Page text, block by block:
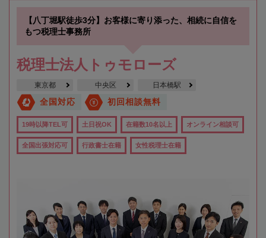
【八丁堀駅徒歩3分】お客様に寄り添った、相続に自信を
もつ税理士事務所
税理士法人トゥモローズ
東京都 中央区 日本橋駅
全国対応 初回相談無料
19時以降TEL可 土日祝OK 在籍数10名以上 オンライン相談可
全国出張対応可 行政書士在籍 女性税理士在籍